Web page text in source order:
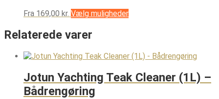
Fra 169,00 kr. Vælg mulighederDette
varianter.
Mulighederne
vælges
Relaterede varer
Jotun Yachting Teak Cleaner (1L) –
Bådrengøring